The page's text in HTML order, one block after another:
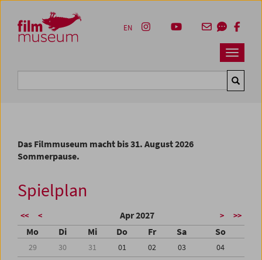
Zum Inhalt
Zum Hauptmenü
Zur Servicenavigation
Zum Suche
Navbar
EN
Das Filmmuseum macht bis 31. August 2026
Sommerpause.
Spielplan
<< < Apr 2027 > >>
Mo Di Mi Do Fr Sa So
29 30 31 01 02 03
04